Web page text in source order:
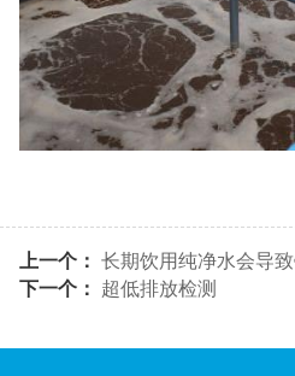
上一个： 长期饮用纯净水会导
下一个： 超低排放检测